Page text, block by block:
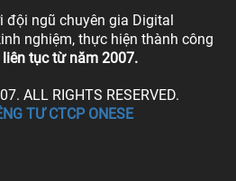
đội ngũ chuyên gia Digital
nghiệm, thực hiện thành công
tục từ năm 2007.
ALL RIGHTS RESERVED.
TƯ CTCP ONESE